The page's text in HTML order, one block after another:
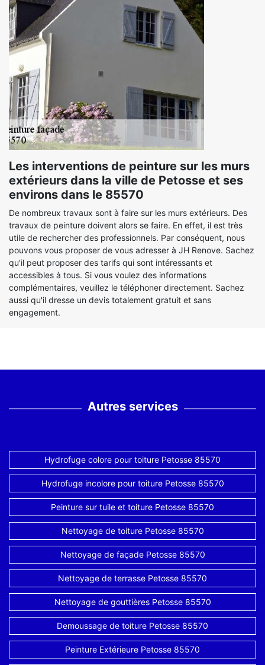
Les interventions de peinture sur les murs
extérieurs dans la ville de Petosse et ses
environs dans le 85570
De nombreux travaux sont à faire sur les murs extérieurs. Des
travaux de peinture doivent alors se faire. En effet, il est très
utile de rechercher des professionnels. Par conséquent, nous
pouvons vous proposer de vous adresser à JH Renove. Sachez
qu'il peut proposer des tarifs qui sont intéressants et
accessibles à tous. Si vous voulez des informations
complémentaires, veuillez le téléphoner directement. Sachez
aussi qu'il dresse un devis totalement gratuit et sans
engagement.
Autres services
Hydrofuge colore pour toiture Petosse 85570
Hydrofuge incolore pour toiture Petosse 85570
Peinture sur tuile et toiture Petosse 85570
Nettoyage de toiture Petosse 85570
Nettoyage de façade Petosse 85570
Nettoyage de terrasse Petosse 85570
Nettoyage de gouttières Petosse 85570
Demoussage de toiture Petosse 85570
Peinture Extérieure Petosse 85570